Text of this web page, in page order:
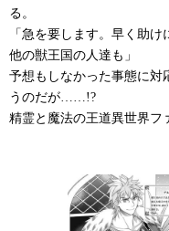
る。
「急を要します。早く助
他の獣王国の人達も」
予想もしなかった事態に対
うのだが……!?
精霊と魔法の王道異世界フ